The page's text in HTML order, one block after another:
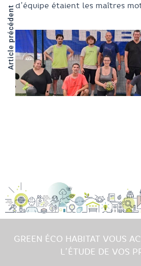
d’équipe étaient les maîtres
Article précédent
GREEN ÉCO HABITAT VOUS
L’ÉTUDE DE VOS